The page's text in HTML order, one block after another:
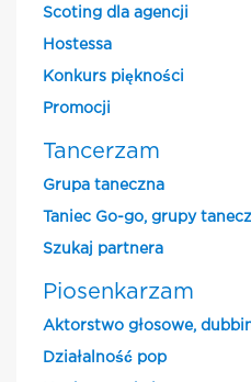
Scoting dla agencji
Hostessa
Konkurs piękności
Promocji
Tancerzam
Grupa taneczna
Taniec Go-go, grupy
Szukaj partnera
Piosenkarzam
Aktorstwo głosowe,
Działalność pop